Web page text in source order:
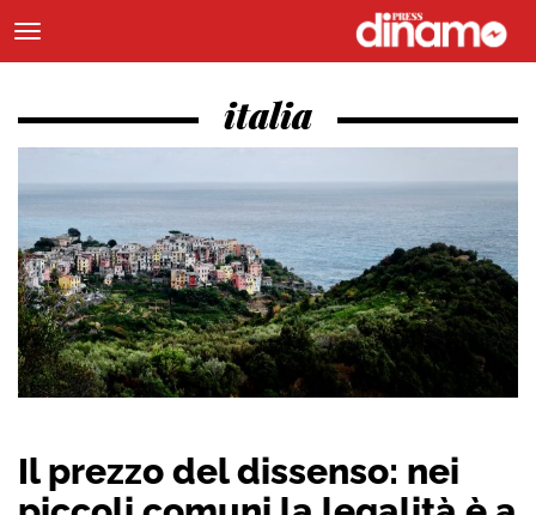
italia
Il prezzo del dissenso: nei